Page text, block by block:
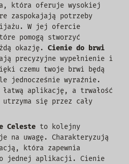
która oferuje wysokiej
zaspokajają potrzeby
W jej ofercie
pomogą stworzyć
okazję. Cienie do brwi
precyzyjne wypełnienie i
czemu twoje brwi będą
jednocześnie wyraźnie.
łatwą aplikację, a trwałość
się przez cały
Celeste to kolejny
na uwagę. Charakteryzują
która zapewnia
jednej aplikacji. Cienie